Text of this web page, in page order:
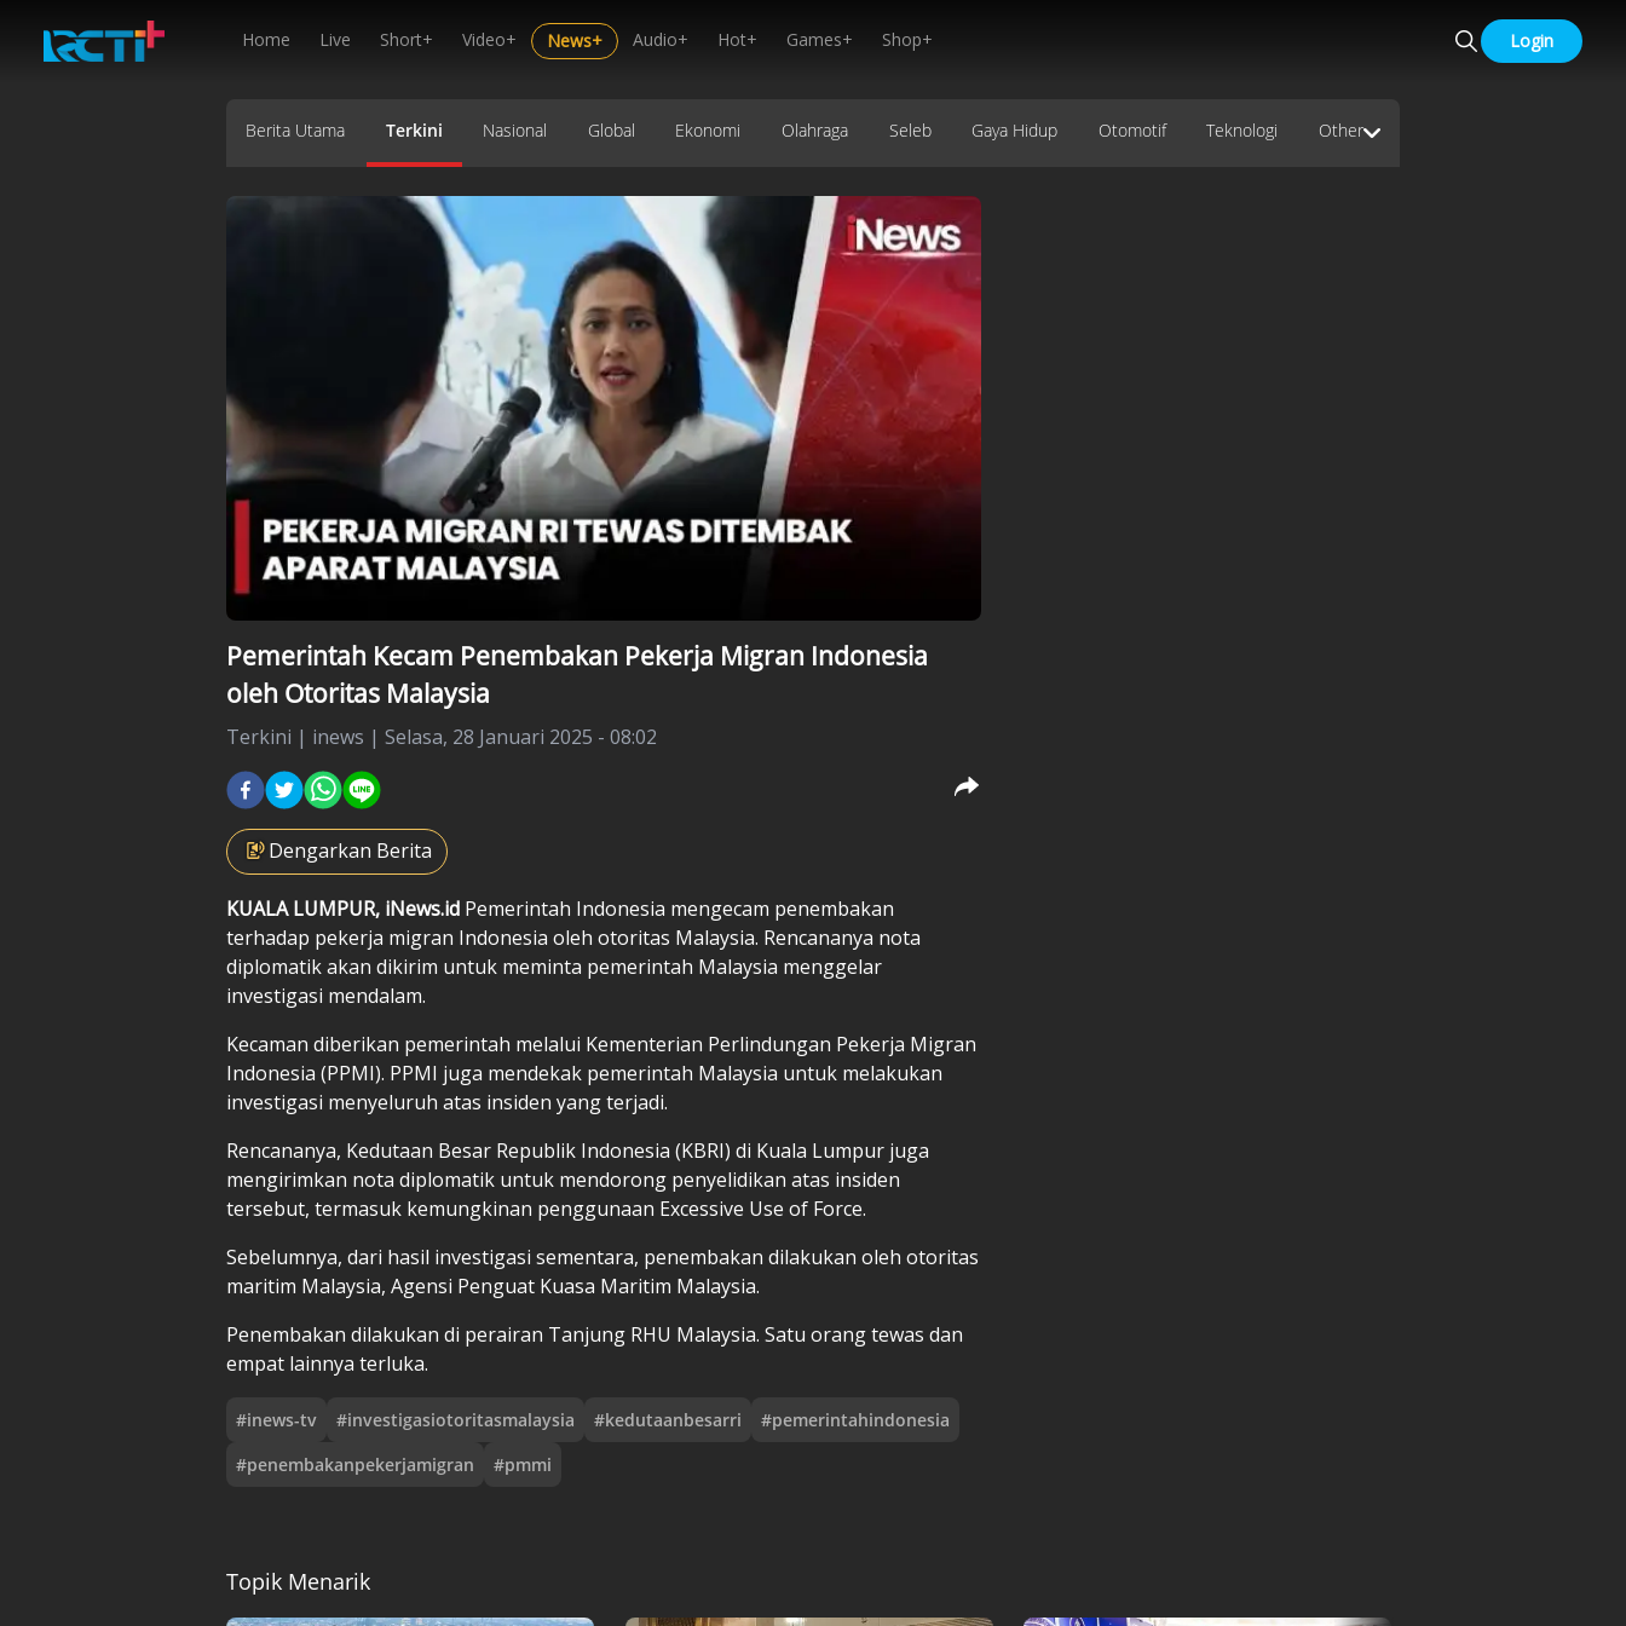
Home Live Short+ Video+ News+ Audio+ Hot+ Games+ Shop+ Login
Berita Utama Terkini Nasional Global Ekonomi Olahraga Seleb Gaya Hidup Otomotif Teknologi Other
Pemerintah Kecam Penembakan Pekerja Migran Indonesia
oleh Otoritas Malaysia
Terkini | inews | Selasa, 28 Januari 2025 - 08:02
Dengarkan Berita
KUALA LUMPUR, iNews.id Pemerintah Indonesia mengecam penembakan
terhadap pekerja migran Indonesia oleh otoritas Malaysia. Rencananya nota
diplomatik akan dikirim untuk meminta pemerintah Malaysia menggelar
investigasi mendalam.
Kecaman diberikan pemerintah melalui Kementerian Perlindungan Pekerja Migran
Indonesia (PPMI). PPMI juga mendekak pemerintah Malaysia untuk melakukan
investigasi menyeluruh atas insiden yang terjadi.
Rencananya, Kedutaan Besar Republik Indonesia (KBRI) di Kuala Lumpur juga
mengirimkan nota diplomatik untuk mendorong penyelidikan atas insiden
tersebut, termasuk kemungkinan penggunaan Excessive Use of Force.
Sebelumnya, dari hasil investigasi sementara, penembakan dilakukan oleh otoritas
maritim Malaysia, Agensi Penguat Kuasa Maritim Malaysia.
Penembakan dilakukan di perairan Tanjung RHU Malaysia. Satu orang tewas dan
empat lainnya terluka.
#inews-tv #investigasiotoritasmalaysia #kedutaanbesarri #pemerintahindonesia
#penembakanpekerjamigran #pmmi
Topik Menarik